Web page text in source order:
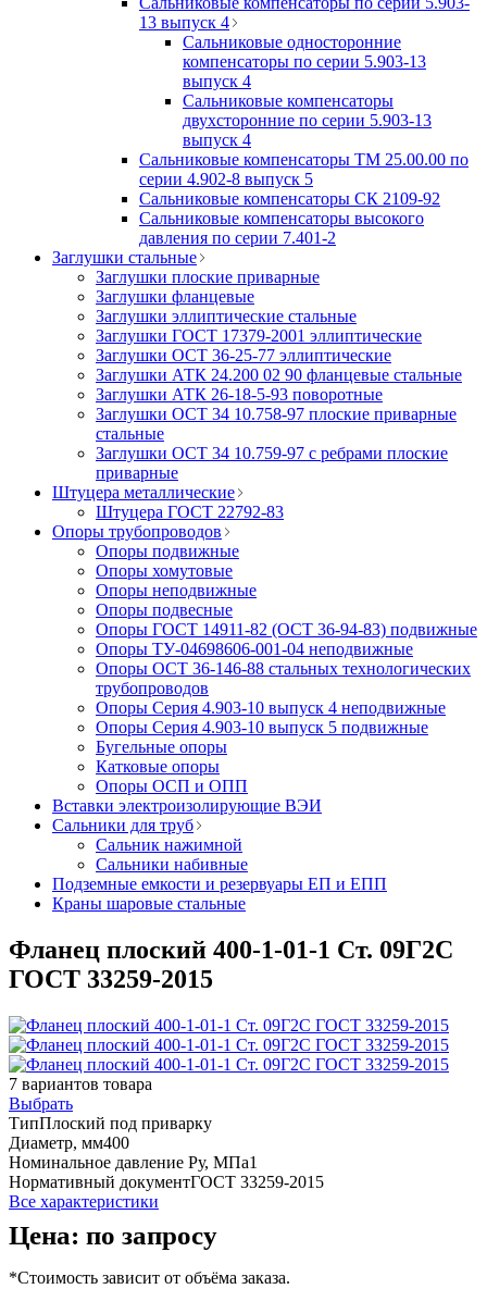
13 выпуск 4
Сальниковые односторонние
компенсаторы по серии 5.903-13
выпуск 4
Сальниковые компенсаторы
двухсторонние по серии 5.903-13
выпуск 4
Сальниковые компенсаторы ТМ 25.00.00 по
серии 4.902-8 выпуск 5
Сальниковые компенсаторы СК 2109-92
Сальниковые компенсаторы высокого
давления по серии 7.401-2
Заглушки стальные
Заглушки плоские приварные
Заглушки фланцевые
Заглушки эллиптические стальные
Заглушки ГОСТ 17379-2001 эллиптические
Заглушки ОСТ 36-25-77 эллиптические
Заглушки АТК 24.200 02 90 фланцевые стальные
Заглушки АТК 26-18-5-93 поворотные
Заглушки ОСТ 34 10.758-97 плоские приварные
стальные
Заглушки ОСТ 34 10.759-97 с ребрами плоские
приварные
Штуцера металлические
Штуцера ГОСТ 22792-83
Опоры трубопроводов
Опоры подвижные
Опоры хомутовые
Опоры неподвижные
Опоры подвесные
Опоры ГОСТ 14911-82 (ОСТ 36-94-83) подвижные
Опоры ТУ-04698606-001-04 неподвижные
Опоры ОСТ 36-146-88 стальных технологических
трубопроводов
Опоры Серия 4.903-10 выпуск 4 неподвижные
Опоры Серия 4.903-10 выпуск 5 подвижные
Бугельные опоры
Катковые опоры
Опоры ОСП и ОПП
Вставки электроизолирующие ВЭИ
Сальники для труб
Сальник нажимной
Сальники набивные
Подземные емкости и резервуары ЕП и ЕПП
Краны шаровые стальные
Фланец плоский 400-1-01-1 Ст. 09Г2С
ГОСТ 33259-2015
7 вариантов товара
Выбрать
ТипПлоский под приварку
Диаметр, мм400
Номинальное давление Ру, МПа1
Нормативный документГОСТ 33259-2015
Все характеристики
Цена: по запросу
*Стоимость зависит от объёма заказа.